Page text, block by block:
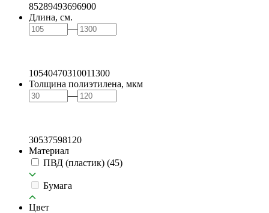
85289493696900
Длина, см.
—
10540470310011300
Толщина полиэтилена, мкм
—
30537598120
Материал
ПВД (пластик) (45)
Бумага
Цвет